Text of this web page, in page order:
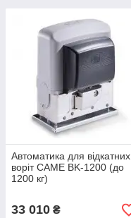
Автоматика для відкатних
воріт CAME BK-1200 (до
1200 кг)
33 010 ₴